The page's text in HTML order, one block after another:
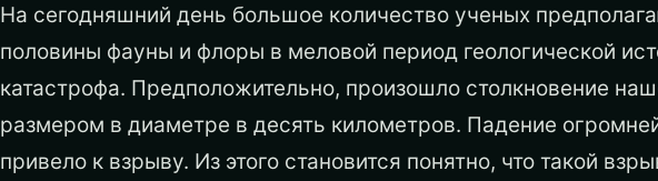
На сегодняшний день большое количество ученых
половины фауны и флоры в меловой период геологической
катастрофа. Предположительно, произошло столкновение
размером в диаметре в десять километров. Падение
привело к взрыву. Из этого становится понятно, что такой